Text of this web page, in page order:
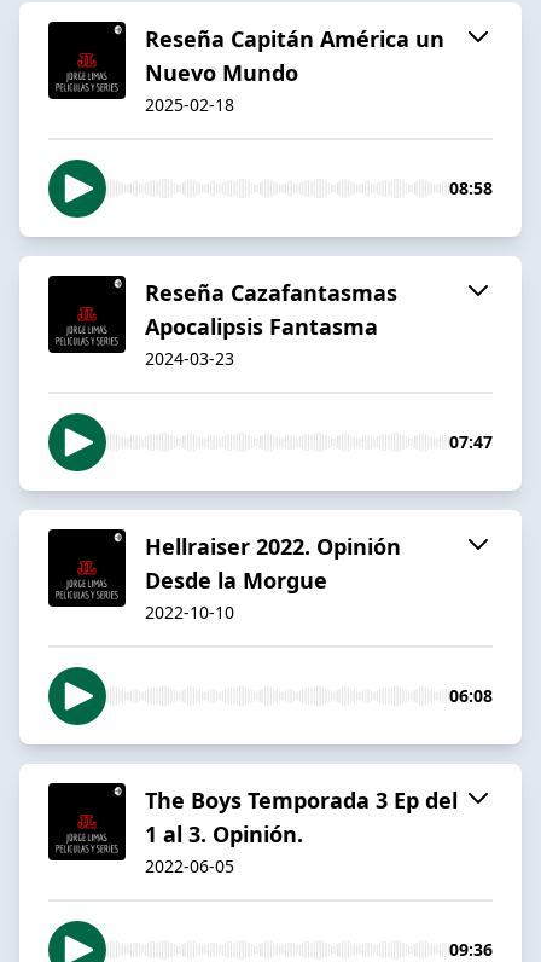
Reseña Capitán América un
Nuevo Mundo
2025-02-18
08:58
Reseña Cazafantasmas
Apocalipsis Fantasma
2024-03-23
07:47
Hellraiser 2022. Opinión
Desde la Morgue
2022-10-10
06:08
The Boys Temporada 3 Ep del
1 al 3. Opinión.
2022-06-05
09:36